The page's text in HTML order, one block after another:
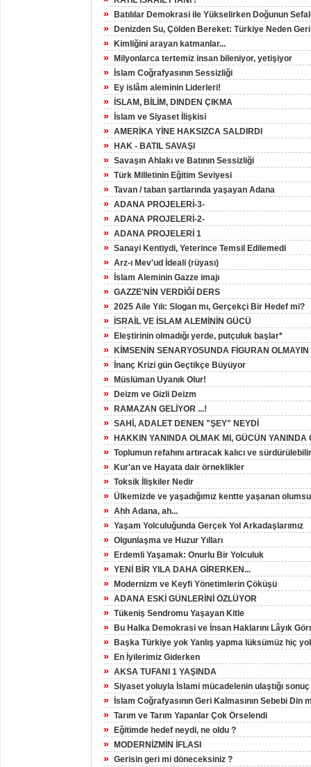
» Batılılar Demokrasi ile Yükselirken Doğunun
» Denizden Su, Çölden Bereket: Türkiye Neden
» Kimliğini arayan katmanlar...
» Milyonlarca tertemiz insan bileniyor, yetişiyor
» İslam Coğrafyasının Sessizliği
» Ey islâm aleminin Liderleri!
» İSLAM, BİLİM, DINDEN ÇIKMA
» İslam ve Siyaset İlişkisi
» AMERİKA YİNE HAKSIZCA SALDIRDI
» HAK - BATIL SAVAŞI
» Savaşın Ahlakı ve Batının Sessizliği
» Türk Milletinin Eğitim Seviyesi
» Tavan / taban şartlarında yaşayan Adana
» ADANA PROJELERİ-3-
» ADANA PROJELERİ-2-
» ADANA PROJELERİ 1
» Sanayi Kentiydi, Yeterince Temsil Edilemedi
» Arz-ı Mev'ud İdeali (rüyası)
» İslam Aleminin Gazze imajı
» GAZZE'NİN VERDİĞİ DERS
» 2025 Aile Yılı: Slogan mı, Gerçekçi Bir Hedef mi?
» İSRAİL VE İSLAM ALEMİNİN GÜCÜ
» Eleştirinin olmadığı yerde, putçuluk başlar*
» KİMSENİN SENARYOSUNDA FİGURAN OLMAYIN
» İnanç Krizi gün Geçtikçe Büyüyor
» Müslüman Uyanık Olur!
» Deizm ve Gizli Deizm
» RAMAZAN GELİYOR ...!
» SAHİ, ADALET DENEN "ŞEY" NEYDİ
» HAKKIN YANINDA OLMAK MI, GÜCÜN YANINDA
» Toplumun refahını artıracak kalıcı ve
» Kur'an ve Hayata dair örneklikler
» Toksik İlişkiler Nedir
» Ülkemizde ve yaşadığımız kentte yaşanan
» Ahh Adana, ah...
» Yaşam Yolculuğunda Gerçek Yol Arkadaşlarımız
» Olgunlaşma ve Huzur Yılları
» Erdemli Yaşamak: Onurlu Bir Yolculuk
» YENİ BİR YILA DAHA GİRERKEN...
» Modernizm ve Keyfi Yönetimlerin Çöküşü
» ADANA ESKİ GÜNLERİNİ ÖZLÜYOR
» Tükeniş Sendromu Yaşayan Kitle
» Bu Halka Demokrasi ve İnsan Haklarını Lâyık
» Başka Türkiye yok Yanlış yapma lüksümüz hiç
» En İyilerimiz Giderken
» AKSA TUFANI 1 YAŞINDA
» Siyaset yoluyla İslami mücadelenin ulaştığı sonuç
» İslam Coğrafyasının Geri Kalmasının Sebebi Din
» Tarım ve Tarım Yapanlar Çok Örselendi
» Eğitimde hedef neydi, ne oldu ?
» MODERNİZMİN İFLASI
» Gerisin geri mi döneceksiniz ?